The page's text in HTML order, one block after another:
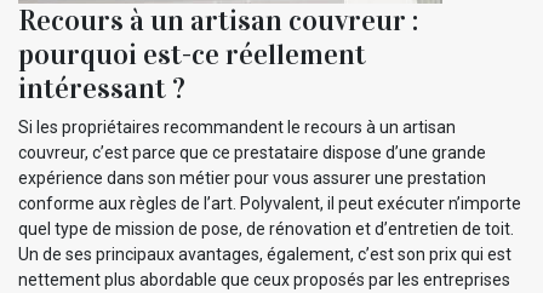
Recours à un artisan couvreur :
pourquoi est-ce réellement
intéressant ?
Si les propriétaires recommandent le recours à un artisan
couvreur, c’est parce que ce prestataire dispose d’une grande
expérience dans son métier pour vous assurer une prestation
conforme aux règles de l’art. Polyvalent, il peut exécuter n’importe
quel type de mission de pose, de rénovation et d’entretien de toit.
Un de ses principaux avantages, également, c’est son prix qui est
nettement plus abordable que ceux proposés par les entreprises